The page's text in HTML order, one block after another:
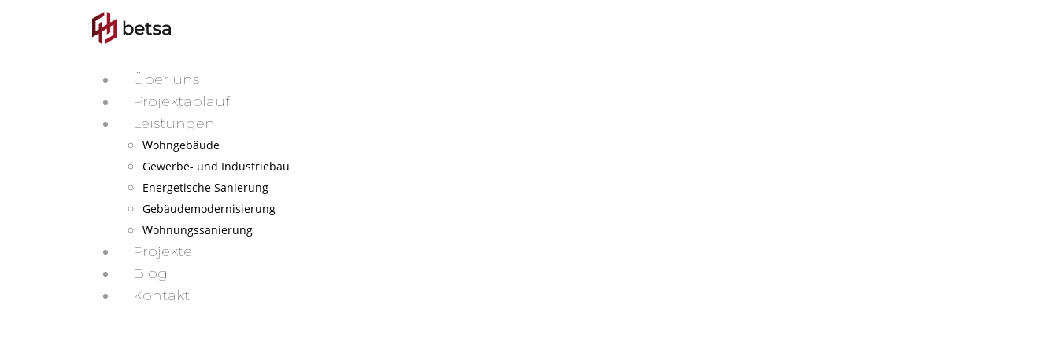
Über uns
Projektablauf
Leistungen
Wohngebäude
Gewerbe- und Industriebau
Energetische Sanierung
Gebäudemodernisierung
Wohnungssanierung
Projekte
Blog
Kontakt